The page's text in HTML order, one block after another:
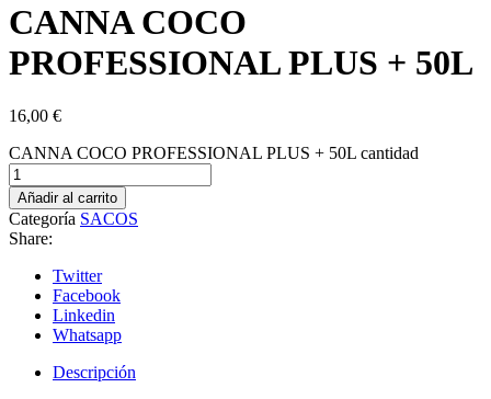
CANNA COCO
PROFESSIONAL PLUS + 50L
16,00 €
CANNA COCO PROFESSIONAL PLUS + 50L cantidad
Añadir al carrito
Categoría SACOS
Share:
Twitter
Facebook
Linkedin
Whatsapp
Descripción